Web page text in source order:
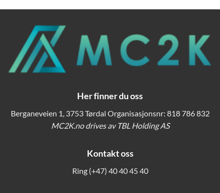
Her finner du oss
Berganeveien 1, 3753 Tørdal Organisasjonsnr: 818 786 832
MC2K.no drives av TBL Holding AS
Kontakt oss
Ring (+47) 40 40 45 40